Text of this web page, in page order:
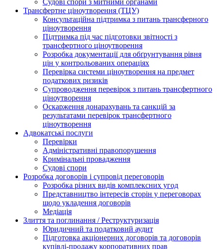
Судові спори з митними органами
Трансфертне ціноутворення (ТЦУ)
Консультаційна підтримка з питань трансферного
ціноутворення
Підтримка під час підготовки звітності з
трансфертного ціноутворення
Розробка документації для обґрунтування рівня
цін у контрольованих операціях
Перевірка системи ціноутворення на предмет
податкових ризиків
Супроводження перевірок з питань трансфертного
ціноутворення
Оскарження донарахувань та санкцій за
результатами перевірок трансфертного
ціноутворення
Адвокатські послуги
Перевірки
Адміністративні правопорушення
Кримінальні провадження
Судові спори
Розробка договорів і супровід переговорів
Розробка різних видів комплексних угод
Представництво інтересів сторін у переговорах
щодо укладення договорів
Медіація
Злиття та поглинання / Реструктуризація
Юридичний та податковий аудит
Підготовка акціонерних договорів та договорів
купівлі-продажу корпоративних прав